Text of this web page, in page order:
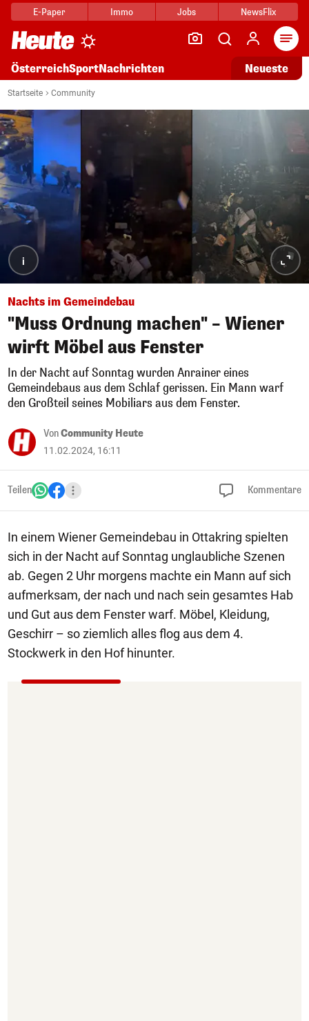
E-Paper Immo Jobs NewsFlix
ÖsterreichSportNachrichten Neueste
Startseite Community
i
Nachts im Gemeindebau
"Muss Ordnung machen" – Wiener
wirft Möbel aus Fenster
In der Nacht auf Sonntag wurden Anrainer eines
Gemeindebaus aus dem Schlaf gerissen. Ein Mann warf
den Großteil seines Mobiliars aus dem Fenster.
VonCommunity Heute
11.02.2024, 16:11
Teilen Kommentare
In einem Wiener Gemeindebau in Ottakring spielten
sich in der Nacht auf Sonntag unglaubliche Szenen
ab. Gegen 2 Uhr morgens machte ein Mann auf sich
aufmerksam, der nach und nach sein gesamtes Hab
und Gut aus dem Fenster warf. Möbel, Kleidung,
Geschirr – so ziemlich alles flog aus dem 4.
Stockwerk in den Hof hinunter.